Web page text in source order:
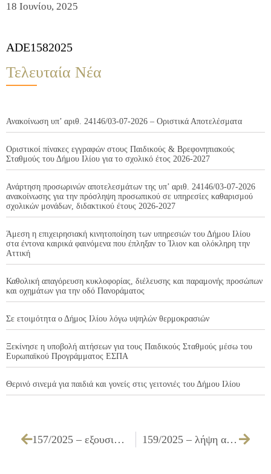
18 Ιουνίου, 2025
ADE1582025
Τελευταία Νέα
Ανακοίνωση υπ’ αριθ. 24146/03-07-2026 – Οριστικά Αποτελέσματα
Οριστικοί πίνακες εγγραφών στους Παιδικούς & Βρεφονηπιακούς
Σταθμούς του Δήμου Ιλίου για το σχολικό έτος 2026-2027
Ανάρτηση προσωρινών αποτελεσμάτων της υπ’ αριθ. 24146/03-07-2026
ανακοίνωσης για την πρόσληψη προσωπικού σε υπηρεσίες καθαρισμού
σχολικών μονάδων, διδακτικού έτους 2026-2027
Άμεση η επιχειρησιακή κινητοποίηση των υπηρεσιών του Δήμου Ιλίου
στα έντονα καιρικά φαινόμενα που έπληξαν το Ίλιον και ολόκληρη την
Αττική
Καθολική απαγόρευση κυκλοφορίας, διέλευσης και παραμονής προσώπων
και οχημάτων για την οδό Πανοράματος
Σε ετοιμότητα ο Δήμος Ιλίου λόγω υψηλών θερμοκρασιών
Ξεκίνησε η υποβολή αιτήσεων για τους Παιδικούς Σταθμούς μέσω του
Ευρωπαϊκού Προγράμματος ΕΣΠΑ
Θερινό σινεμά για παιδιά και γονείς στις γειτονιές του Δήμου Ιλίου
157/2025 – εξουσιοδότηση του δικηγόρου του Δήμου για παράσταση ενώπιον των δικαστηρίων 159/2025 – λήψη απόφασης για την αποδοχή της προμελέτης του έργου «ΕΝΕΡΓΕΙΑΚΗ ΑΝΑΒΑΘΜΙΣΗ ΣΤΟ ΚΤΙΡΙΟ ΤΟΥ 7ου δημοτικού σχολείου ΙΛΙΟΥ» (Τεύχους Τεχνικής Περιγραφής & Ενδεικτικού Προϋπολογισμού)